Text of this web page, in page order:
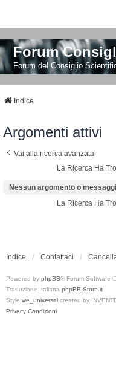
Forum
Forum del Consiglio
Indice
Argomenti attivi
Vai alla ricerca avanzata
La Ricerca Ha
Nessun argomento o
La Ricerca Ha
Indice Contattaci
Powered by phpBB® Forum Software
Traduzione Italiana phpBB-Store.it
Style we_universal created by
Privacy Condizioni